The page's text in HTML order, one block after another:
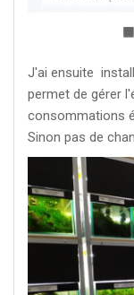
J'ai ensuite
permet de gérer
consommations
Sinon pas de